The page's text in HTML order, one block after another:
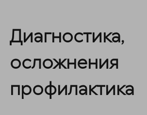
Диагностика,
профилактика